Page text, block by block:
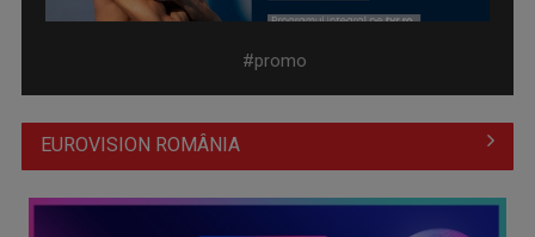
#promo
EUROVISION ROMÂNIA